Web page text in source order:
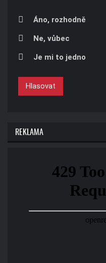
Áno, rozhodně
Ne, vůbec
Je mi to jedno
Hlasovat
REKLAMA